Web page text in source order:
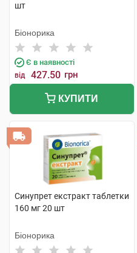
шт
Біонорика
Є в наявності
від 427.50 грн
КУПИТИ
Синупрет екстракт таблетки
160 мг 20 шт
Біонорика